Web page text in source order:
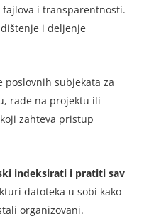
i transparentnosti.
i deljenje
poslovnih subjekata za
rade na projektu ili
zahteva pristup
indeksirati i pratiti sav
datoteka u sobi kako
organizovani.